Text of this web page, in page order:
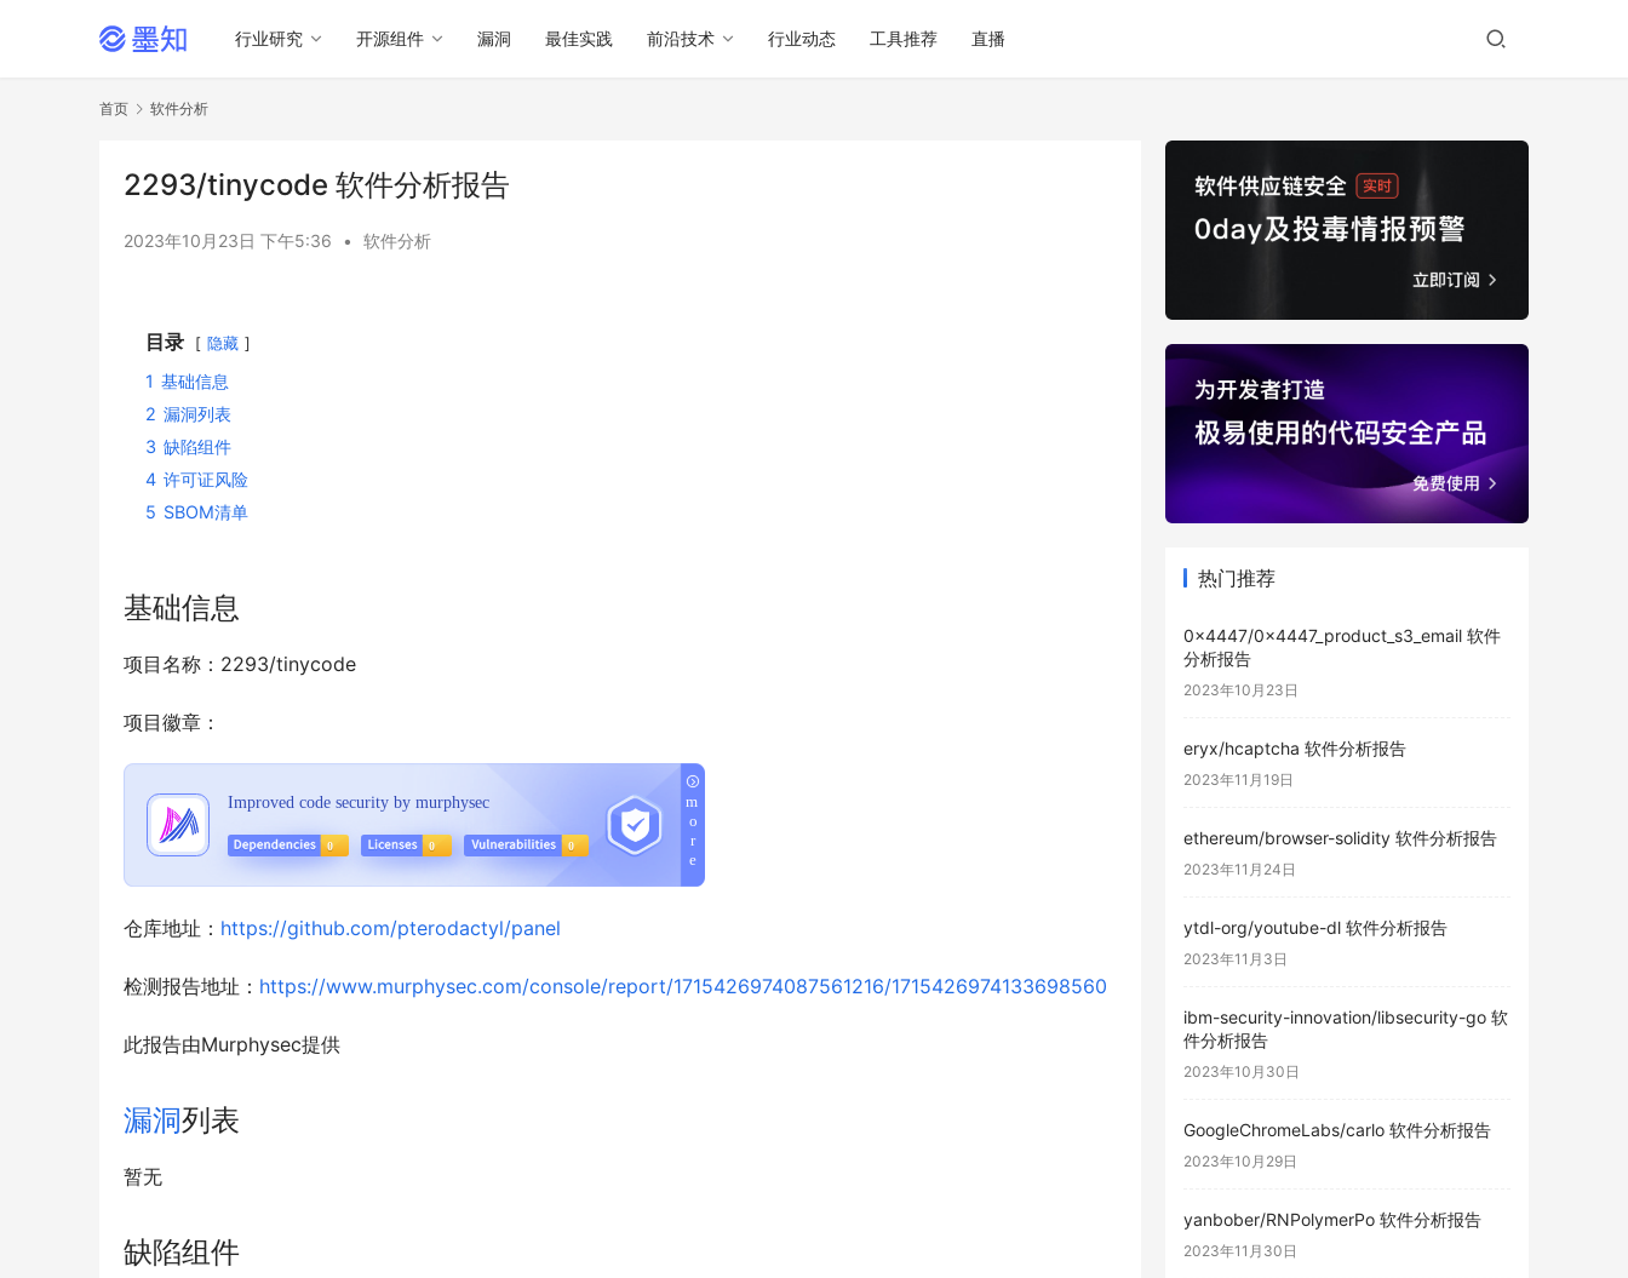
行业研究 开源组件 漏洞 最佳实践 前沿技术 行业动态 工具推荐 直播
首页 软件分析
2293/tinycode 软件分析报告
2023年10月23日 下午5:36 • 软件分析
目录 隐藏
1 基础信息
2 漏洞列表
3 缺陷组件
4 许可证风险
5 SBOM清单
基础信息
项目名称：2293/tinycode
项目徽章：
仓库地址： https://github.com/pterodactyl/panel
检测报告地址： https://www.murphysec.com/console/report/1715426974087561216/1715426974133698560
此报告由Murphysec提供
漏洞列表
暂无
缺陷组件
热门推荐
0x4447/0x4447_product_s3_email 软件
分析报告
2023年10月23日
eryx/hcaptcha 软件分析报告
2023年11月19日
ethereum/browser-solidity 软件分析报告
2023年11月24日
ytdl-org/youtube-dl 软件分析报告
2023年11月3日
ibm-security-innovation/libsecurity-go 软
件分析报告
2023年10月30日
GoogleChromeLabs/carlo 软件分析报告
2023年10月29日
yanbober/RNPolymerPo 软件分析报告
2023年11月30日